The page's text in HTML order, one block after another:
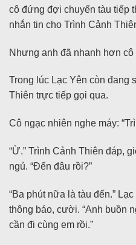
cô đứng đợi chuyến tàu tiếp
nhắn tin cho Trình Cảnh
Nhưng anh đã nhanh hơn
Trong lúc Lạc Yên còn đang
Thiên trực tiếp gọi qua.
Cô ngạc nhiên nghe máy:
“Ừ.” Trình Cảnh Thiên đáp,
ngủ. “Đến đâu rồi?”
“Ba phút nữa là tàu đến.”
thông báo, cười. “Anh buồn
cần đi cùng em rồi.”